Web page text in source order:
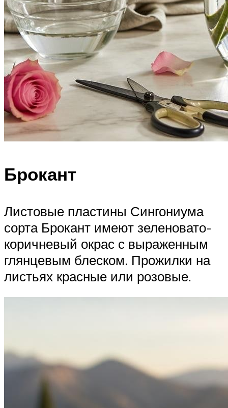
Брокант
Листовые пластины Сингониума
сорта Брокант имеют зеленовато-
коричневый окрас с выраженным
глянцевым блеском. Прожилки на
листьях красные или розовые.